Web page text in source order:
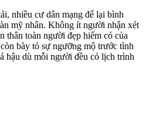
nhiều cư dân mạng để lại bình
mỹ nhân. Không ít người nhận xét
thân toàn người đẹp hiếm có của
bày tỏ sự ngưỡng mộ trước tình
hậu dù mỗi người đều có lịch trình